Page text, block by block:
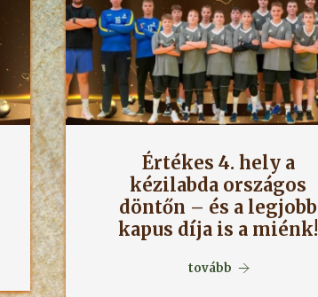
Értékes 4. hely a
kézilabda országos
döntőn – és a legjobb
kapus díja is a miénk!
tovább